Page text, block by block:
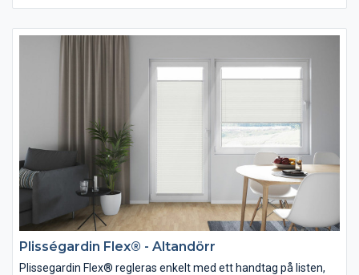
Plisségardin Flex® - Altandörr
Plissegardin Flex® regleras enkelt med ett handtag på listen,